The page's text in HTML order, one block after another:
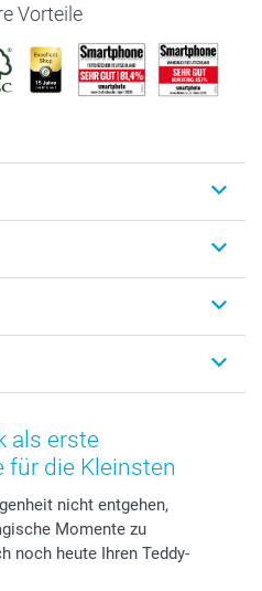
Vorteile
Poster
als erste
für die Kleinsten
nicht entgehen,
Momente zu
noch heute Ihren Teddy-